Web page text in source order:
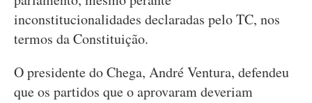
inconstitucionalidades declaradas pelo TC, nos
termos da Constituição.
O presidente do Chega, André Ventura, defendeu
que os partidos que o aprovaram deveriam